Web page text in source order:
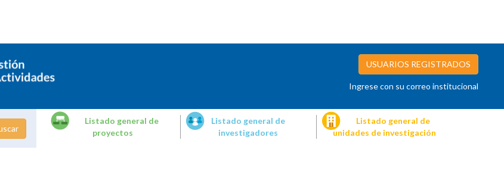
USUARIOS REGISTRADOS
Ingrese con su correo institucional
Listado general de
proyectos
Listado general de
investigadores
Listado general de
unidades de investigación